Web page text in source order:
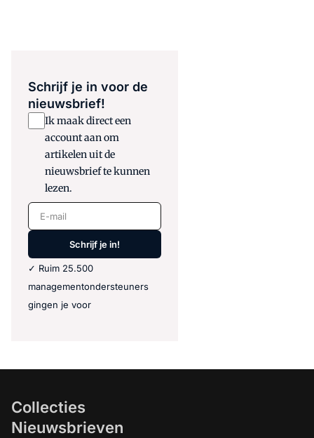
Schrijf je in voor de
nieuwsbrief!
Ik maak direct een
account aan om
artikelen uit de
nieuwsbrief te kunnen
lezen.
E-mail
Schrijf je in!
✓ Ruim 25.500
managementondersteuners
gingen je voor
Collecties
Nieuwsbrieven